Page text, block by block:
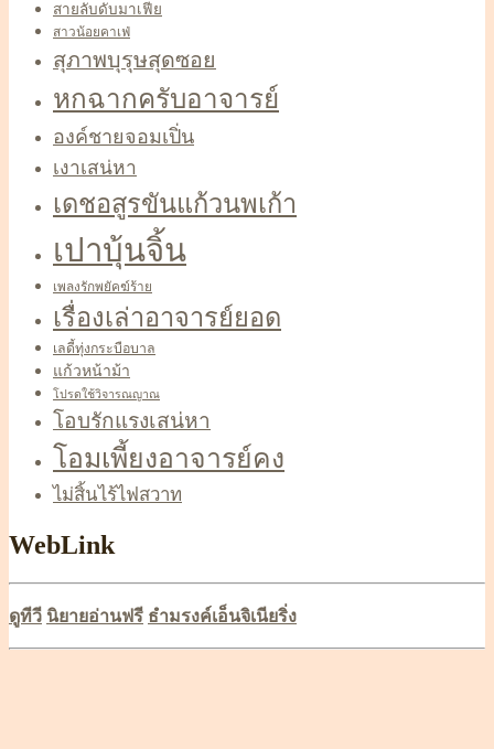
สายลับดับมาเฟีย
สาวน้อยคาเฟ่
สุภาพบุรุษสุดซอย
หกฉากครับอาจารย์
องค์ชายจอมเปิ่น
เงาเสน่หา
เดชอสูรขันแก้วนพเก้า
เปาบุ้นจิ้น
เพลงรักพยัคฆ์ร้าย
เรื่องเล่าอาจารย์ยอด
เลดี้ทุ่งกระบือบาล
แก้วหน้าม้า
โปรดใช้วิจารณญาณ
โอบรักแรงเสน่หา
โอมเพี้ยงอาจารย์คง
ไม่สิ้นไร้ไฟสวาท
WebLink
ดูทีวี นิยายอ่านฟรี ธำมรงค์เอ็นจิเนียริ่ง